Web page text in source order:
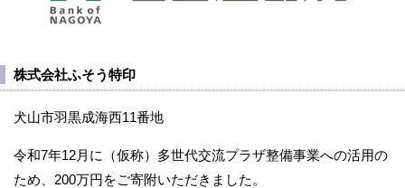
株式会社ふそう特印
犬山市羽黒成海西11番地
令和7年12月に（仮称）多世代交流プラザ整備事業への活用の
ため、200万円をご寄附いただきました。